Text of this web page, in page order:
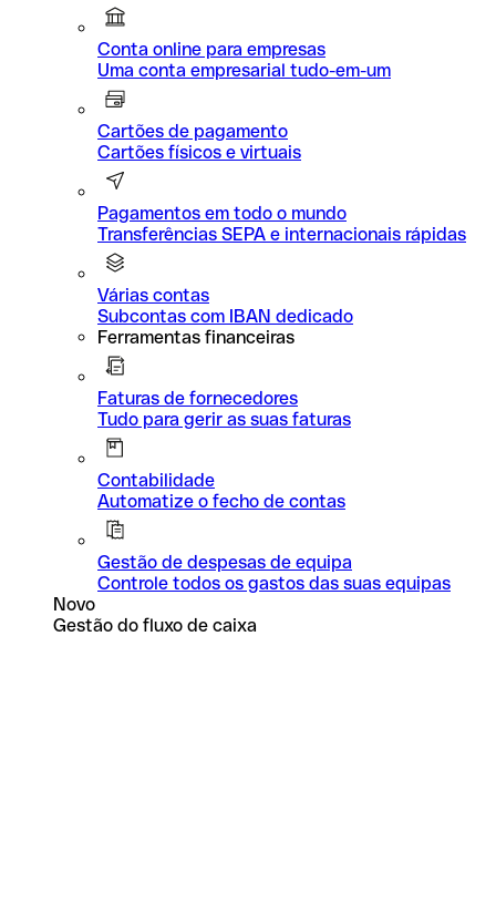
Conta online para empresas
Uma conta empresarial tudo-em-um
Cartões de pagamento
Cartões físicos e virtuais
Pagamentos em todo o mundo
Transferências SEPA e internacionais rápidas
Várias contas
Subcontas com IBAN dedicado
Ferramentas financeiras
Faturas de fornecedores
Tudo para gerir as suas faturas
Contabilidade
Automatize o fecho de contas
Gestão de despesas de equipa
Controle todos os gastos das suas equipas
Novo
Gestão do fluxo de caixa